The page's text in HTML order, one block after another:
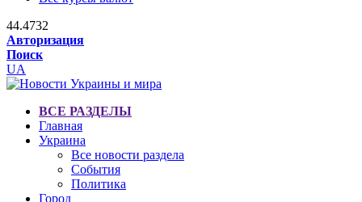
44.4732
Авторизация
Поиск
UA
ВСЕ РАЗДЕЛЫ
Главная
Украина
Все новости раздела
События
Политика
Город